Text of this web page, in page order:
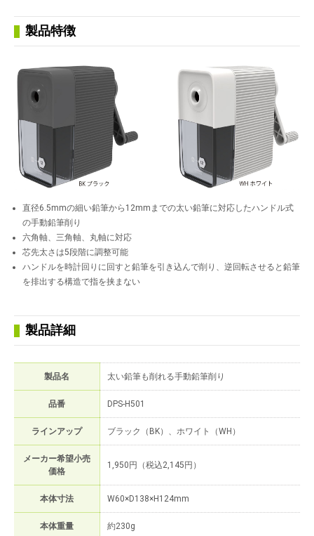
製品特徴
直径6.5mmの細い鉛筆から12mmまでの太い鉛筆に対応したハンドル式
の手動鉛筆削り
六角軸、三角軸、丸軸に対応
芯先太さは5段階に調整可能
ハンドルを時計回りに回すと鉛筆を引き込んで削り、逆回転させると鉛筆
を排出する構造で指を挟まない
製品詳細
製品名 太い鉛筆も削れる手動鉛筆削り
品番 DPS-H501
ラインアップ ブラック（BK）、ホワイト（WH）
メーカー希望小売
価格
1,950円（税込2,145円）
本体寸法 W60×D138×H124mm
本体重量 約230g